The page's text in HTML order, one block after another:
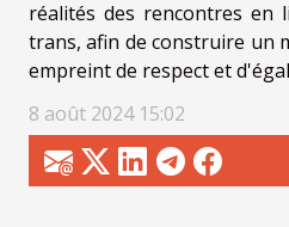
réalités des rencontres en
trans, afin de construire un
empreint de respect et
8 août 2024 15:02